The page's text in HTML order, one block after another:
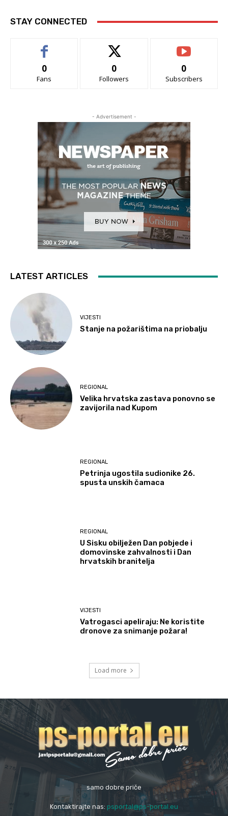
STAY CONNECTED
0
Fans
0
Followers
0
Subscribers
- Advertisement -
LATEST ARTICLES
VIJESTI
Stanje na požarištima na priobalju
REGIONAL
Velika hrvatska zastava ponovno se
zavijorila nad Kupom
REGIONAL
Petrinja ugostila sudionike 26.
spusta unskih čamaca
REGIONAL
U Sisku obilježen Dan pobjede i
domovinske zahvalnosti i Dan
hrvatskih branitelja
VIJESTI
Vatrogasci apeliraju: Ne koristite
dronove za snimanje požara!
Load more
samo dobre priče
Kontaktirajte nas: psportal@ps-portal.eu